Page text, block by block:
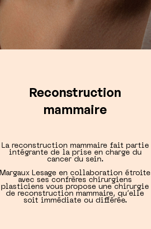
Reconstruction
mammaire
La reconstruction mammaire fait partie
intégrante de la prise en charge du
cancer du sein.
Margaux Lesage en collaboration étroite
avec ses confrères chirurgiens
plasticiens vous propose une chirurgie
de reconstruction mammaire, qu’elle
soit immédiate ou différée.